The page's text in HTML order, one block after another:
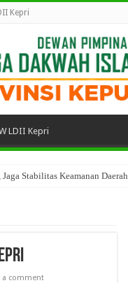
Kepri
LDII Kepri
Stabilitas Keamanan Daerah
a comment